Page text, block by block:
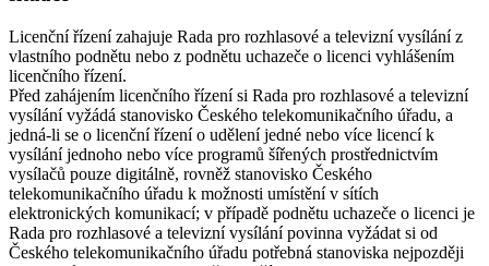
Licenční řízení zahajuje Rada pro rozhlasové a televizní vysílání z
vlastního podnětu nebo z podnětu uchazeče o licenci vyhlášením
licenčního řízení.
Před zahájením licenčního řízení si Rada pro rozhlasové a televizní
vysílání vyžádá stanovisko Českého telekomunikačního úřadu, a
jedná-li se o licenční řízení o udělení jedné nebo více licencí k
vysílání jednoho nebo více programů šířených prostřednictvím
vysílačů pouze digitálně, rovněž stanovisko Českého
telekomunikačního úřadu k možnosti umístění v sítích
elektronických komunikací; v případě podnětu uchazeče o licenci je
Rada pro rozhlasové a televizní vysílání povinna vyžádat si od
Českého telekomunikačního úřadu potřebná stanoviska nejpozději